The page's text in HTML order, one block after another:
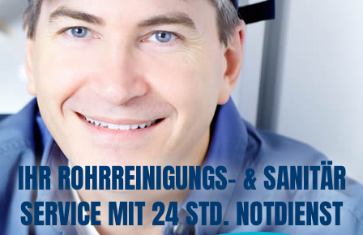
IHR ROHRREINIGUNGS- & SANITÄR
SERVICE MIT 24 STD. NOTDIENST